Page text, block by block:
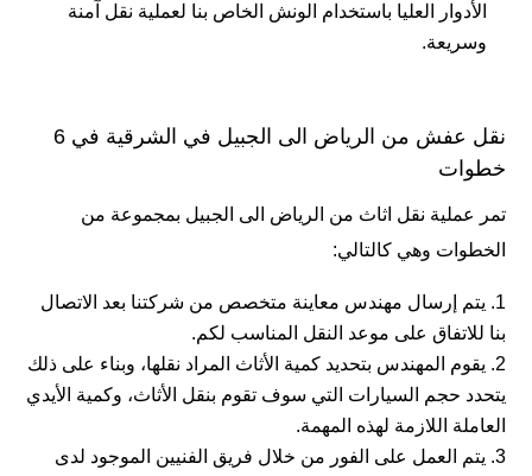
الأدوار العليا باستخدام الونش الخاص بنا لعملية نقل آمنة
وسريعة.
نقل عفش من الرياض الى الجبيل في الشرقية في 6
خطوات
تمر عملية نقل اثاث من الرياض الى الجبيل بمجموعة من
الخطوات وهي كالتالي:
يتم إرسال مهندس معاينة متخصص من شركتنا بعد الاتصال
بنا للاتفاق على موعد النقل المناسب لكم.
يقوم المهندس بتحديد كمية الأثاث المراد نقلها، وبناء على ذلك
يتحدد حجم السيارات التي سوف تقوم بنقل الأثاث، وكمية الأيدي
العاملة اللازمة لهذه المهمة.
يتم العمل على الفور من خلال فريق الفنيين الموجود لدى